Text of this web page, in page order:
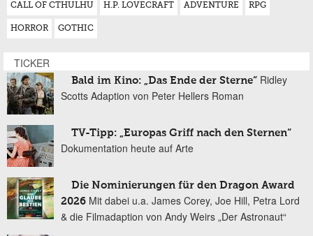
CALL OF CTHULHU H.P. LOVECRAFT ADVENTURE RPG
HORROR GOTHIC
TICKER
Bald im Kino: „Das Ende der Sterne“ Ridley
Scotts Adaption von Peter Hellers Roman
TV-Tipp: „Europas Griff nach den Sternen“
Dokumentation heute auf Arte
Die Nominierungen für den Dragon Award
2026 Mit dabei u.a. James Corey, Joe Hill, Petra Lord
& die Filmadaption von Andy Weirs „Der Astronaut“